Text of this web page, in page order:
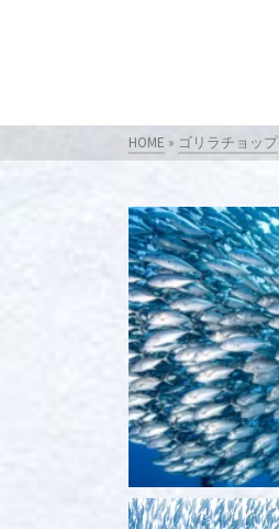
HOME » ゴリラチョップ